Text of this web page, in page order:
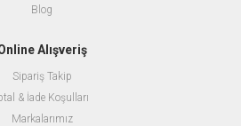
Blog
Alışveriş
Sipariş Takip
& İade Koşulları
Markalarımız